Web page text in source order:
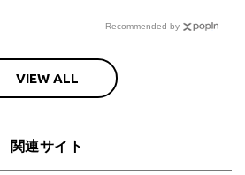
Recommended by
VIEW ALL
関連サイト